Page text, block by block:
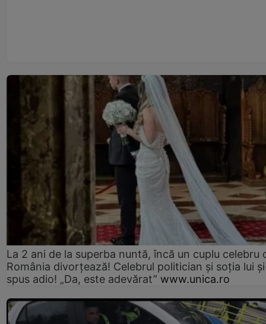
La 2 ani de la superba nuntă, încă un cuplu celebru
România divorțează! Celebrul politician și soția lui
spus adio! „Da, este adevărat” www.unica.ro